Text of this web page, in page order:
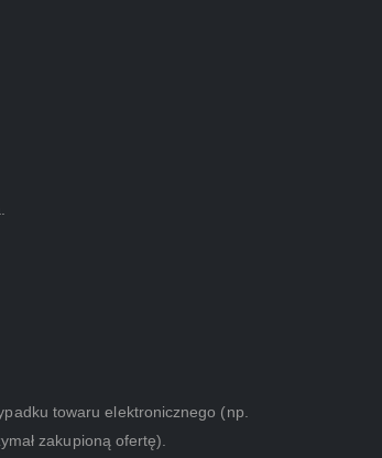
towaru elektronicznego (np.
zakupioną ofertę).